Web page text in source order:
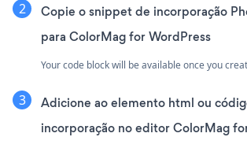
Copie o snippet de incorporação
para ColorMag for WordPress
Your code block will be available once you
Adicione ao elemento html ou
incorporação no editor ColorMag